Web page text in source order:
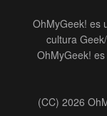
OhMyGeek! es
cultura
OhMyGeek!
(CC) 2026